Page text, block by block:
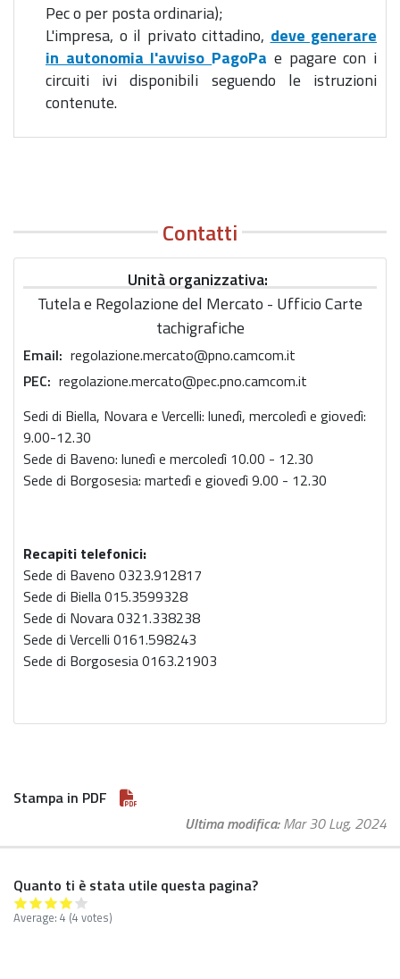
Pec o per posta ordinaria);
L'impresa, o il privato cittadino, deve generare
in autonomia l'avviso PagoPa e pagare con i
circuiti ivi disponibili seguendo le istruzioni
contenute.
Contatti
Unità organizzativa
Tutela e Regolazione del Mercato - Ufficio Carte
tachigrafiche
Email regolazione.mercato@pno.camcom.it
PEC regolazione.mercato@pec.pno.camcom.it
Sedi di Biella, Novara e Vercelli: lunedì, mercoledì e giovedì:
9.00-12.30
Sede di Baveno: lunedì e mercoledì 10.00 - 12.30
Sede di Borgosesia: martedì e giovedì 9.00 - 12.30
Recapiti telefonici:
Sede di Baveno 0323.912817
Sede di Biella 015.3599328
Sede di Novara 0321.338238
Sede di Vercelli 0161.598243
Sede di Borgosesia 0163.21903
Stampa in PDF
Ultima modifica Mar 30 Lug, 2024
Quanto ti è stata utile questa pagina?
Average: 4 (4 votes)